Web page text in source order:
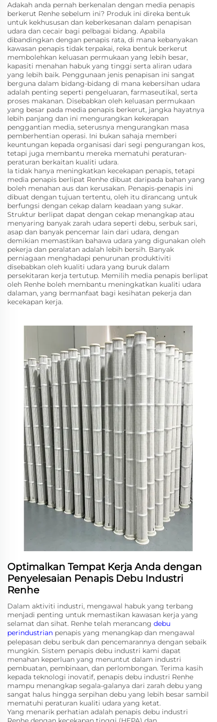
Adakah anda pernah berkenalan dengan media penapis
berkerut Renhe sebelum ini? Produk ini direka bentuk
untuk kekhususan dan keberkesanan dalam penapisan
udara dan cecair bagi pelbagai bidang. Apabila
dibandingkan dengan penapis rata, di mana kebanyakan
kawasan penapis tidak terpakai, reka bentuk berkerut
membolehkan keluasan permukaan yang lebih besar,
kapasiti menahan habuk yang tinggi serta aliran udara
yang lebih baik. Penggunaan jenis penapisan ini sangat
berguna dalam bidang-bidang di mana kebersihan udara
adalah penting seperti pengeluaran, farmaseutikal, serta
proses makanan. Disebabkan oleh keluasan permukaan
yang besar pada media penapis berkerut, jangka hayatnya
lebih panjang dan ini mengurangkan kekerapan
penggantian media, seterusnya mengurangkan masa
pemberhentian operasi. Ini bukan sahaja memberi
keuntungan kepada organisasi dari segi pengurangan kos,
tetapi juga membantu mereka mematuhi peraturan-
peraturan berkaitan kualiti udara.
Ia tidak hanya meningkatkan kecekapan penapis, tetapi
media penapis berlipat Renhe dibuat daripada bahan yang
boleh menahan aus dan kerusakan. Penapis-penapis ini
dibuat dengan tujuan tertentu, oleh itu dirancang untuk
berfungsi dengan cekap dalam keadaan yang sukar.
Struktur berlipat dapat dengan cekap menangkap atau
menyaring banyak zarah udara seperti debu, serbuk sari,
asap dan banyak pencemar lain dari udara, dengan
demikian memastikan bahawa udara yang digunakan oleh
pekerja dan peralatan adalah lebih bersih. Banyak
perniagaan menghadapi penurunan produktiviti
disebabkan oleh kualiti udara yang buruk dalam
persekitaran kerja tertutup. Memilih media penapis berlipat
oleh Renhe boleh membantu meningkatkan kualiti udara
dalaman, yang bermanfaat bagi kesihatan pekerja dan
kecekapan kerja.
Optimalkan Tempat Kerja Anda dengan
Penyelesaian Penapis Debu Industri
Renhe
Dalam aktiviti industri, mengawal habuk yang terbang
menjadi penting untuk memastikan kawasan kerja yang
selamat dan sihat. Renhe telah merancang debu
perindustrian penapis yang menangkap dan mengawal
pelepasan debu serbuk dan pencemarannya dengan sebaik
mungkin. Sistem penapis debu industri kami dapat
menahan keperluan yang menuntut dalam industri
pembuatan, pembinaan, dan perlombongan. Terima kasih
kepada teknologi inovatif, penapis debu industri Renhe
mampu menangkap segala-galanya dari zarah debu yang
sangat halus hingga serpihan debu yang lebih besar sambil
mematuhi peraturan kualiti udara yang ketat.
Yang menarik perhatian adalah penapis debu industri